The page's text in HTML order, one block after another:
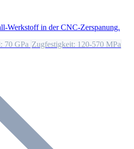
Werkstoff in der CNC-Zerspanung.
70 GPa Zugfestigkeit: 120-570 MPa